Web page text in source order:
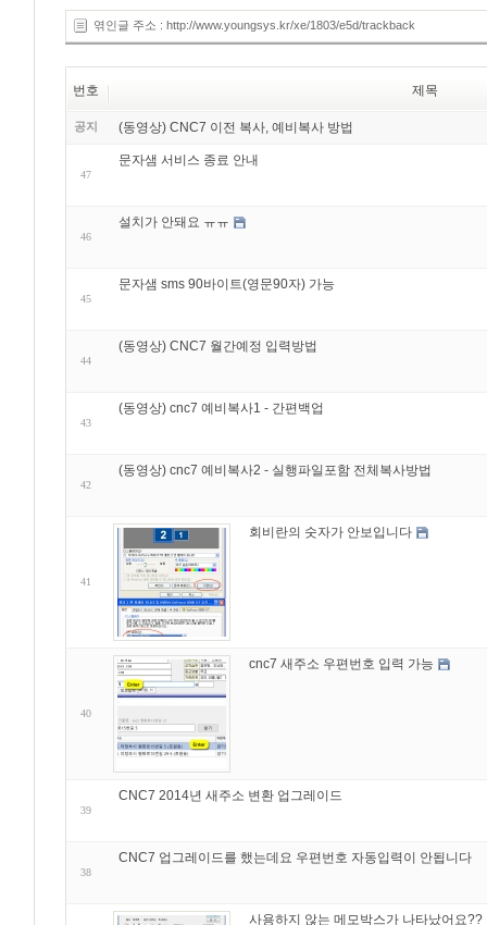
엮인글 주소 : http://www.youngsys.kr/xe/1803/e5d/trackback
번호 제목
공지 (동영상) CNC7 이전 복사, 예비복사 방법
47
문자샘 서비스 종료 안내
46
설치가 안돼요 ㅠㅠ
45
문자샘 sms 90바이트(영문90자) 가능
44
(동영상) CNC7 월간예정 입력방법
43
(동영상) cnc7 예비복사1 - 간편백업
42
(동영상) cnc7 예비복사2 - 실행파일포함 전체복사방법
41
회비란의 숫자가 안보입니다
40
cnc7 새주소 우편번호 입력 가능
39
CNC7 2014년 새주소 변환 업그레이드
38
CNC7 업그레이드를 했는데요 우편번호 자동입력이 안됩니다
사용하지 않는 메모박스가 나타났어요??